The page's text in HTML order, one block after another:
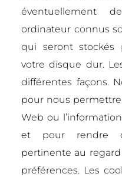
éventuellement
ordinateur connus
qui seront stockés
votre disque dur.
différentes façons.
pour nous
Web ou
et pour rendre
pertinente au
préférences. Les